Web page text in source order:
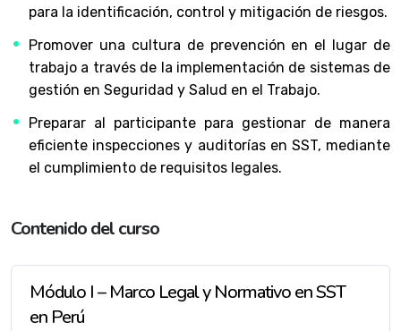
para la identificación, control y mitigación de riesgos.
Promover una cultura de prevención en el lugar de
trabajo a través de la implementación de sistemas de
gestión en Seguridad y Salud en el Trabajo.
Preparar al participante para gestionar de manera
eficiente inspecciones y auditorías en SST, mediante
el cumplimiento de requisitos legales.
Contenido del curso
Módulo I – Marco Legal y Normativo en SST
en Perú